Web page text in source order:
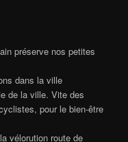
préserve nos petites
dans la ville
de la ville. Vite des
pour le bien-être
vélorution route de